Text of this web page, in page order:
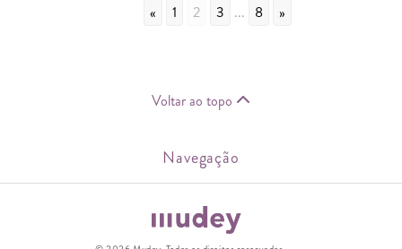
«
1 2 3 ... 8 »
Voltar ao topo
Navegação